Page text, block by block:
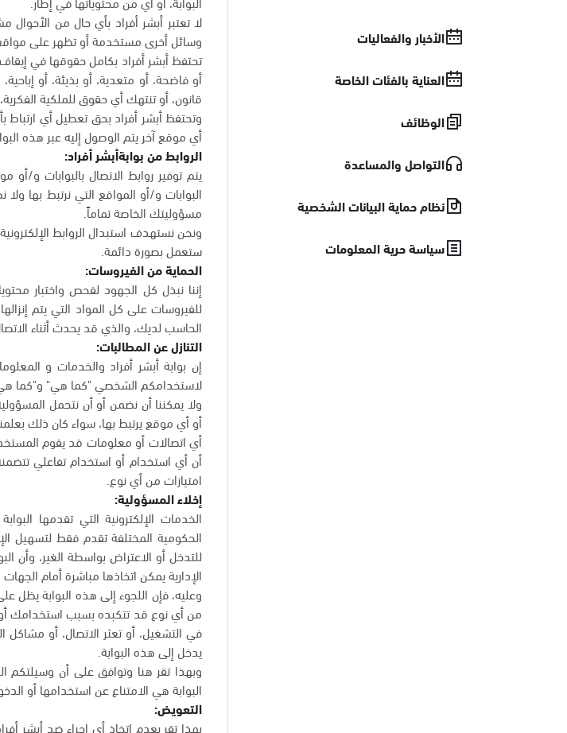
الأخبار والفعاليات
العناية بالفئات الخاصة
الوظائف
التواصل والمساعدة
نظام حماية البيانات الشخصية
سياسة حرية المعلومات
لا تعتبر أبشر أفراد بأي حال من
وسائل أخرى مستخدمة أو تظهر على مواقع
تحتفظ أبشر أفراد بكامل حقوقها في
أو فاضحة، أو متعدية، أو بذيئة، أو
قانون، أو تنتهك أي حقوق للملكية
وتحتفظ أبشر أفراد بحق تعطيل أي
أي موقع آخر يتم الوصول إليه عبر هذه
الروابط من بوابةأبشر أفراد:
يتم توفير روابط الاتصال بالبوابات
البوابات و/أو المواقع التي نرتبط بها
مسؤوليتك الخاصة تماماً.
ونحن نستهدف استبدال الروابط
ستعمل بصورة دائمة.
الحماية من الفيروسات:
إننا نبذل كل الجهود لفحص واختبار
للفيروسات على كل المواد التي يتم
الحاسب لديك، والذي قد يحدث أثناء
التنازل عن المطالبات:
إن بوابة أبشر أفراد والخدمات و
لاستخدامكم الشخصي "كما هي" و"كما هي
ولا يمكننا أن نضمن أو أن نتحمل
أو أي موقع يرتبط بها، سواء كان ذلك
أي اتصالات أو معلومات قد يقوم
أن أي استخدام أو استخدام تفاعلي
امتيازات من أي نوع.
إخلاء المسؤولية:
الخدمات الإلكترونية التي تقدمها
الحكومية المختلفة تقدم فقط لتسهيل
للتدخل أو الاعتراض بواسطة الغير، وأن
الإدارية يمكن اتخاذها مباشرة أمام
وعليه، فإن اللجوء إلى هذه البوابة
من أي نوع قد تتكبده بسبب استخدامك أو
في التشغيل، أو تعثر الاتصال، أو
يدخل إلى هذه البوابة.
وبهذا تقر هنا وتوافق على أن
البوابة هي الامتناع عن استخدامها أو
التعويض:
بهذا تقر بعدم اتخاذ أي إجراء ضد أبشر